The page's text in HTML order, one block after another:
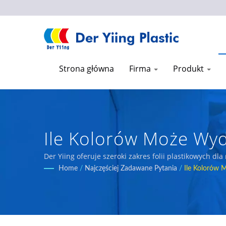
Strona główna Firma Produkt
Ile Kolorów Może
Producent Folii
Der Yiing oferuje szeroki zakres folii plastikowych dla
koekstrudowany, folię do opakowań zbiorczych, itp.
Home / Najczęściej Zadawane Pytania / Ile Kolorów